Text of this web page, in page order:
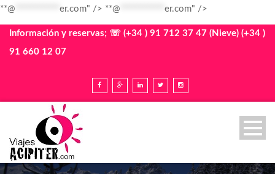
**@ er.com" /> **@ er.com" />
Información y reservas; ☏ (+34 ) 91 712 37 47 (Nieve) (+34 )
91 660 12 07